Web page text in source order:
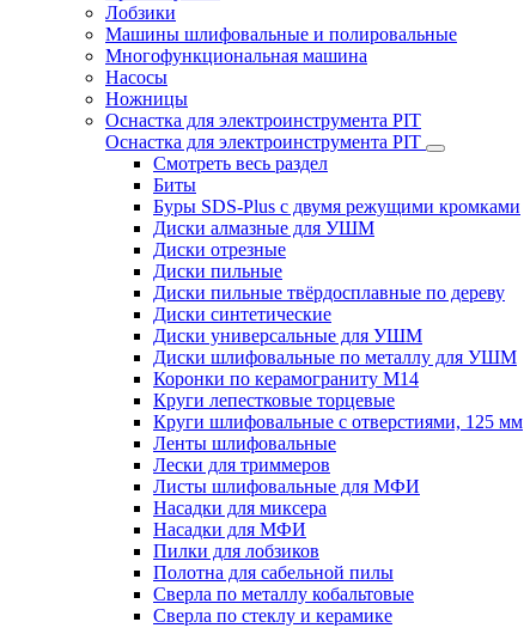
Лобзики
Машины шлифовальные и полировальные
Многофункциональная машина
Насосы
Ножницы
Оснастка для электроинструмента PIT
Оснастка для электроинструмента PIT
Смотреть весь раздел
Биты
Буры SDS-Plus c двумя режущими кромками
Диски алмазные для УШМ
Диски отрезные
Диски пильные
Диски пильные твёрдосплавные по дереву
Диски синтетические
Диски универсальные для УШМ
Диски шлифовальные по металлу для УШМ
Коронки по керамограниту M14
Круги лепестковые торцевые
Круги шлифовальные с отверстиями, 125 мм
Ленты шлифовальные
Лески для триммеров
Листы шлифовальные для МФИ
Насадки для миксера
Насадки для МФИ
Пилки для лобзиков
Полотна для сабельной пилы
Сверла по металлу кобальтовые
Сверла по стеклу и керамике